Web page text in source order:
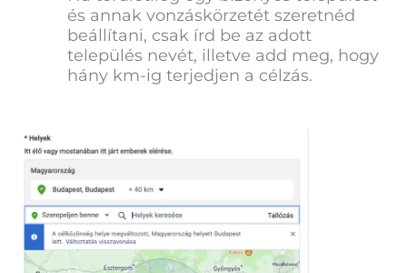
és annak vonzáskörzetét szeretnéd
beállítani, csak írd be az adott
település nevét, illetve add meg, hogy
hány km-ig terjedjen a célzás.